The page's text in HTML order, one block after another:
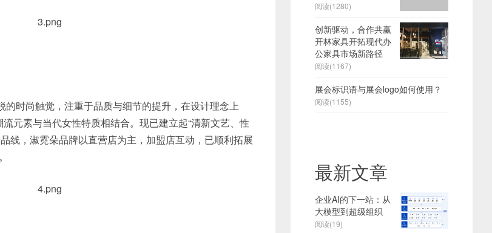
时尚触觉，注重于品质与细节的提升，在设计理念上
元素与当代女性特质相结合。现已建立起“清新文艺、性
线，淑霓朵品牌以直营店为主，加盟店互动，已顺利拓展
阅读(1280)
创新驱动，合作共赢
开林家具开拓现代办
公家具市场新路径
阅读(1167)
展会标识语与展会logo如何使用？
阅读(1155)
最新文章
企业AI的下一站：从
大模型到超级组织
阅读(19)